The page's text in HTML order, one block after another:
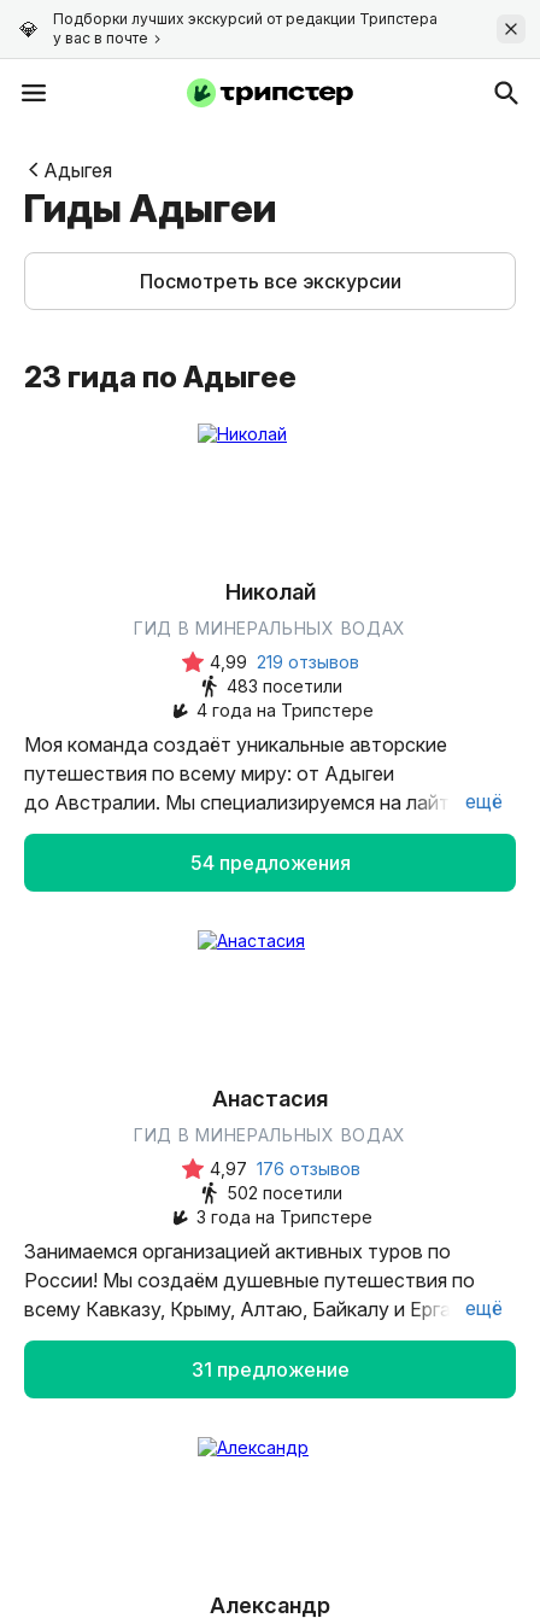
Подборки лучших экскурсий от редакции Трипстера
у вас в почте
Адыгея
Гиды Адыгеи
Посмотреть все экскурсии
23 гида по Адыгее
Николай
ГИД В МИНЕРАЛЬНЫХ ВОДАХ
4,99 219 отзывов
483 посетили
4 года на Трипстере
Моя команда создаёт уникальные авторские
путешествия по всему миру: от Адыгеи
до Австралии. Мы специализируемся на лайт-турах
с большим количеством прогулок по природным
достопримечательностям и проживанием в отелях.
У нас собственная команда профессиональных
и максимально насыщенные программы. Наши
не вся карта мира ещё освоена!
ещё
54 предложения
Анастасия
ГИД В МИНЕРАЛЬНЫХ ВОДАХ
4,97 176 отзывов
502 посетили
3 года на Трипстере
Занимаемся организацией активных туров по
России! Мы создаём душевные путешествия по
всему Кавказу, Крыму, Алтаю, Байкалу и Ергакам.
Пошли вместе в настоящие походы с рюкзаком или
в комфортный тур с проживанием в гостинице и
треккингами налегке. С нами официально, надёжно,
лучше, когда ты в горах :)
ещё
31 предложение
Александр